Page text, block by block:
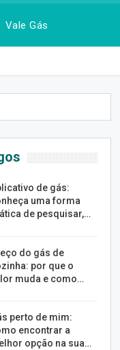
Vale Gás
de gás:
uma forma
de pesquisar,…
do gás de
por que o
muda e como…
perto de mim:
encontrar a
opção na sua…